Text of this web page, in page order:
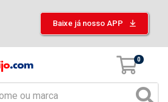
Baixe já nosso APP
0